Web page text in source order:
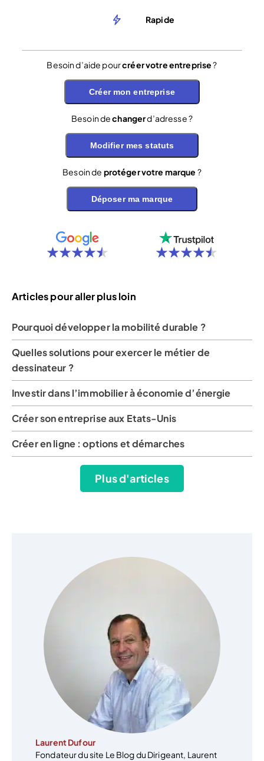
Rapide
Besoin d’aide pourcréer votre entreprise?
Créer mon entreprise
Besoin dechangerd’adresse ?
Modifier mes statuts
Besoin de protéger votre marque ?
Déposer ma marque
Articles pour aller plus loin
Pourquoi développer la mobilité durable ?
Quelles solutions pour exercer le métier de
dessinateur ?
Investir dans l’immobilier à économie d’énergie
Créer son entreprise aux Etats-Unis
Créer en ligne : options et démarches
Plus d'articles
Laurent Dufour
Fondateur du site Le Blog du Dirigeant, Laurent